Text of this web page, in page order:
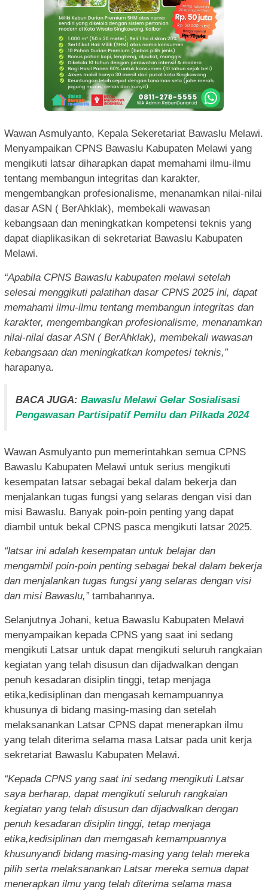
Wawan Asmulyanto, Kepala Sekeretariat Bawaslu Melawi.
Menyampaikan CPNS Bawaslu Kabupaten Melawi yang
mengikuti latsar diharapkan dapat memahami ilmu-ilmu
tentang membangun integritas dan karakter,
mengembangkan profesionalisme, menanamkan nilai-nilai
dasar ASN ( BerAhklak), membekali wawasan
kebangsaan dan meningkatkan kompetensi teknis yang
dapat diaplikasikan di sekretariat Bawaslu Kabupaten
Melawi.
“Apabila CPNS Bawaslu kabupaten melawi setelah
selesai menggikuti palatihan dasar CPNS 2025 ini, dapat
memahami ilmu-ilmu tentang membangun integritas dan
karakter, mengembangkan profesionalisme, menanamkan
nilai-nilai dasar ASN ( BerAhklak), membekali wawasan
kebangsaan dan meningkatkan kompetesi teknis,”
harapanya.
BACA JUGA: Bawaslu Melawi Gelar Sosialisasi
Pengawasan Partisipatif Pemilu dan Pilkada 2024
Wawan Asmulyanto pun memerintahkan semua CPNS
Bawaslu Kabupaten Melawi untuk serius mengikuti
kesempatan latsar sebagai bekal dalam bekerja dan
menjalankan tugas fungsi yang selaras dengan visi dan
misi Bawaslu. Banyak poin-poin penting yang dapat
diambil untuk bekal CPNS pasca mengikuti latsar 2025.
“latsar ini adalah kesempatan untuk belajar dan
mengambil poin-poin penting sebagai bekal dalam bekerja
dan menjalankan tugas fungsi yang selaras dengan visi
dan misi Bawaslu,”tambahannya.
Selanjutnya Johani, ketua Bawaslu Kabupaten Melawi
menyampaikan kepada CPNS yang saat ini sedang
mengikuti Latsar untuk dapat mengikuti seluruh rangkaian
kegiatan yang telah disusun dan dijadwalkan dengan
penuh kesadaran disiplin tinggi, tetap menjaga
etika,kedisiplinan dan mengasah kemampuannya
khusunya di bidang masing-masing dan setelah
melaksanankan Latsar CPNS dapat menerapkan ilmu
yang telah diterima selama masa Latsar pada unit kerja
sekretariat Bawaslu Kabupaten Melawi.
“Kepada CPNS yang saat ini sedang mengikuti Latsar
saya berharap, dapat mengikuti seluruh rangkaian
kegiatan yang telah disusun dan dijadwalkan dengan
penuh kesadaran disiplin tinggi, tetap menjaga
etika,kedisiplinan dan memgasah kemampuannya
khusunyandi bidang masing-masing yang telah mereka
pilih serta melaksanankan Latsar mereka semua dapat
menerapkan ilmu yang telah diterima selama masa